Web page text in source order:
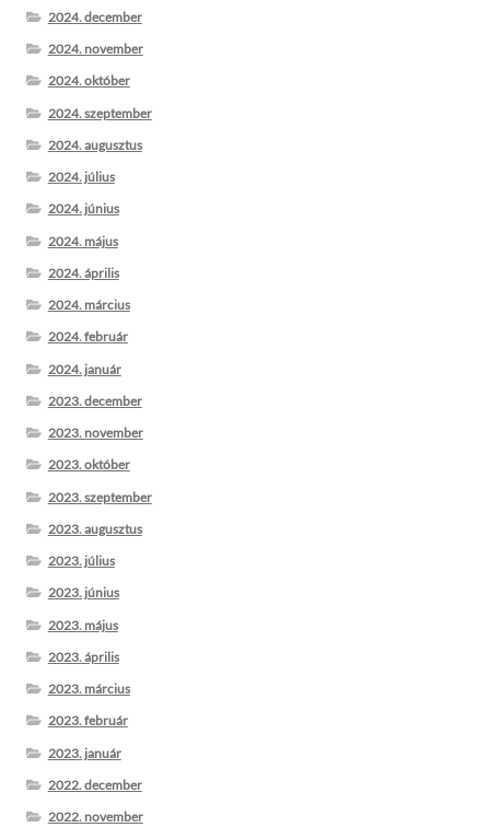
2024. december
2024. november
2024. október
2024. szeptember
2024. augusztus
2024. július
2024. június
2024. május
2024. április
2024. március
2024. február
2024. január
2023. december
2023. november
2023. október
2023. szeptember
2023. augusztus
2023. július
2023. június
2023. május
2023. április
2023. március
2023. február
2023. január
2022. december
2022. november